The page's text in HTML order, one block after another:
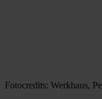
Fotocredits: Werkhaus,